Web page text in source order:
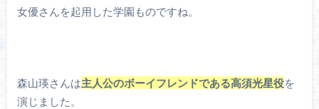
女優さんを起用した学園ものですね。
森山瑛さんは主人公のボーイフレンドである高須光星役を
演じました。